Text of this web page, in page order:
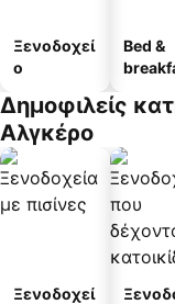
Ξενοδοχεί
ο
Bed &
Δημοφιλείς
Αλγκέρο
Ξενοδοχεί